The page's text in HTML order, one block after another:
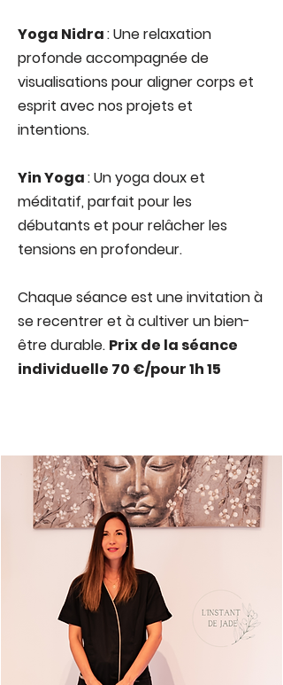
Yoga Nidra: Une relaxation
profonde accompagnée de
visualisations pour aligner corps et
esprit avec nos projets et
intentions.
Yin Yoga: Un yoga doux et
méditatif, parfait pour les
débutants et pour relâcher les
tensions en profondeur.
Chaque séance est une invitation à
se recentrer et à cultiver un bien-
être durable. Prix de la séance
individuelle 70 €/pour 1h 15